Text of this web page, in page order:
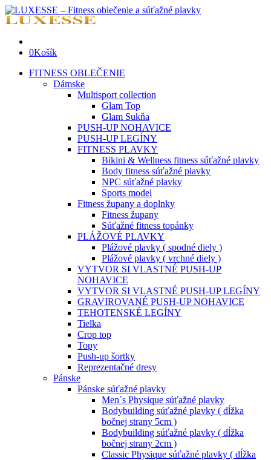
0Košík
FITNESS OBLEČENIE
Dámske
Multisport collection
Glam Top
Glam Sukňa
PUSH-UP NOHAVICE
PUSH-UP LEGÍNY
FITNESS PLAVKY
Bikini & Wellness fitness súťažné plavky
Body fitness súťažné plavky
NPC súťažné plavky
Sports model
Fitness župany a doplnky
Fitness župany
Súťažné fitness topánky
PLÁŽOVÉ PLAVKY
Plážové plavky ( spodné diely )
Plážové plavky ( vrchné diely )
VYTVOR SI VLASTNÉ PUSH-UP
NOHAVICE
VYTVOR SI VLASTNÉ PUSH-UP LEGÍNY
GRAVIROVANÉ PUSH-UP NOHAVICE
TEHOTENSKÉ LEGÍNY
Tielka
Crop top
Topy
Push-up šortky
Reprezentačné dresy
Pánske
Pánske súťažné plavky
Men´s Physique súťažné plavky
Bodybuilding súťažné plavky ( dĺžka
bočnej strany 5cm )
Bodybuilding súťažné plavky ( dĺžka
bočnej strany 2cm )
Classic Physique súťažné plavky ( dĺžka